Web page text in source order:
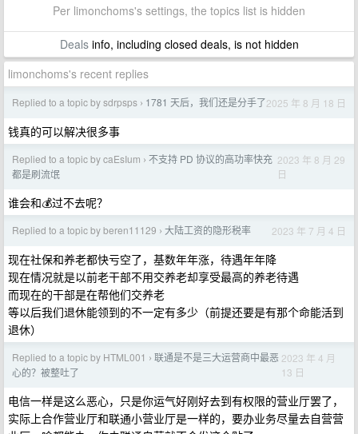
Per limonchoms's settings, the topics list is hidden
Dealsinfo, including closed deals, is not hidden
limonchoms's recent replies
Replied to a topic by sdrpsps › 1781 天后，我们还是分手了2025 年 8 月 18 日
钱真的可以解决很多事
Replied to a topic by caEsIum › 不支持 PD 协议的高功率快充
都是刷流氓
2023 年 8 月 29
日
谁会和💰过不去呢？
Replied to a topic by beren11129 › 大陆工资的隐形税率 2023 年 7 月 4 日
现在社保和养老都快亏空了，基数年年涨，待遇年年降
现在情况就是以前老干部不用交养老却享受最高的养老待遇
而现在的干部是在帮他们交养老
等以后我们退休能领到的不一定有多少（前提还要是有那个命能活到
退休）
Replied to a topic by HTML001 › 联通是不是三大运营商中最恶
心的？被整吐了
2023 年 4 月
13 日
电信一样是这么恶心，只是你运气好刚好去到有权限的营业厅罢了，
实际上合作营业厅和联通小营业厅是一样的，要办业务尽量去自营营